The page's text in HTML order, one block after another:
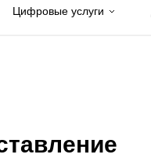
Цифровые услуги